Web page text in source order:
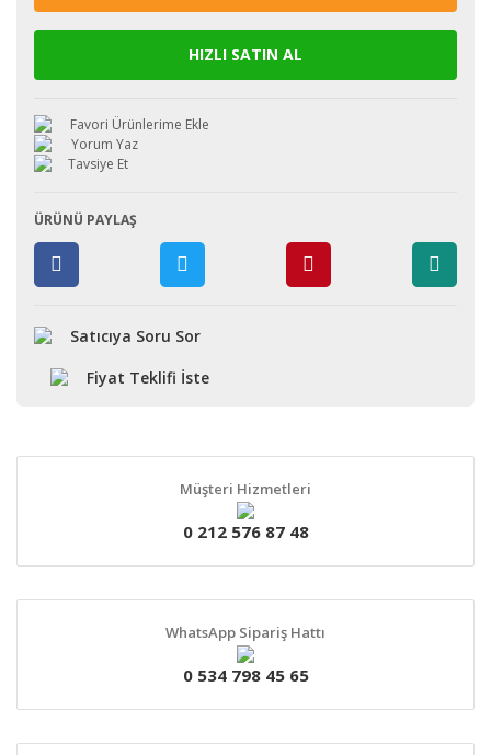
HIZLI SATIN AL
Yorum Yaz
Tavsiye Et
ÜRÜNÜ PAYLAŞ
Satıcıya Soru Sor
Fiyat Teklifi İste
Müşteri Hizmetleri
0 212 576 87 48
WhatsApp Sipariş Hattı
0 534 798 45 65